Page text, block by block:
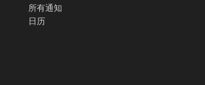
所有通知
日历